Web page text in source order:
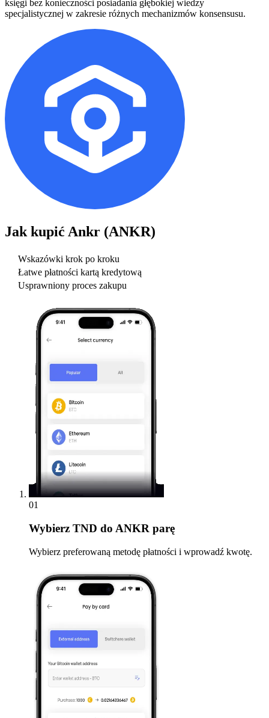
księgi bez konieczności posiadania głębokiej wiedzy
specjalistycznej w zakresie różnych mechanizmów konsensusu.
Jak kupić Ankr (ANKR)
Wskazówki krok po kroku
Łatwe płatności kartą kredytową
Usprawniony proces zakupu
01
Wybierz TND do ANKR parę
Wybierz preferowaną metodę płatności i wprowadź kwotę.